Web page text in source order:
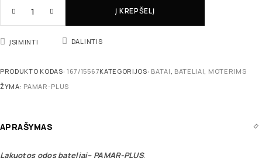
Į KREPŠELĮ
ĮSIMINTI DALINTIS
PRODUKTO KODAS: 167/15567KATEGORIJOS: BATAI , BATELIAI, MOTERIMS
ŽYMA: PAMAR-PLUS
APRAŠYMAS
Lakuotos odos bateliai– PAMAR-PLUS.